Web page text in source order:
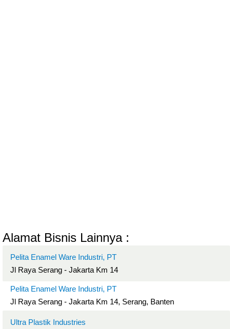
Alamat Bisnis Lainnya :
Pelita Enamel Ware Industri, PT
Jl Raya Serang - Jakarta Km 14
Pelita Enamel Ware Industri, PT
Jl Raya Serang - Jakarta Km 14, Serang, Banten
Ultra Plastik Industries